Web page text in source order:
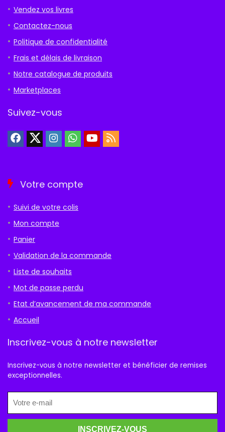
Vendez vos livres
Contactez-nous
Politique de confidentialité
Frais et délais de livraison
Notre catalogue de produits
Marketplaces
Suivez-vous
Votre compte
Suivi de votre colis
Mon compte
Panier
Validation de la commande
Liste de souhaits
Mot de passe perdu
Etat d’avancement de ma commande
Accueil
Inscrivez-vous à notre newsletter
Inscrivez-vous à notre newsletter et bénéficier de remises
exceptionnelles.